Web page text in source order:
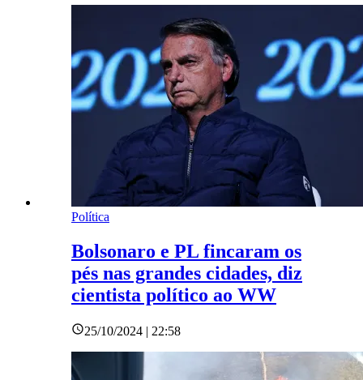
Política
Bolsonaro e PL fincaram os
pés nas grandes cidades, diz
cientista político ao WW
25/10/2024 | 22:58